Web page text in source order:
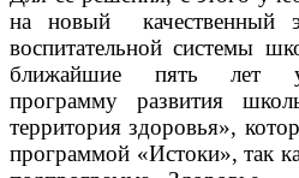
на новый качественный
воспитательной системы
ближайшие пять лет
программу развития
территория здоровья»,
программой «Истоки», так